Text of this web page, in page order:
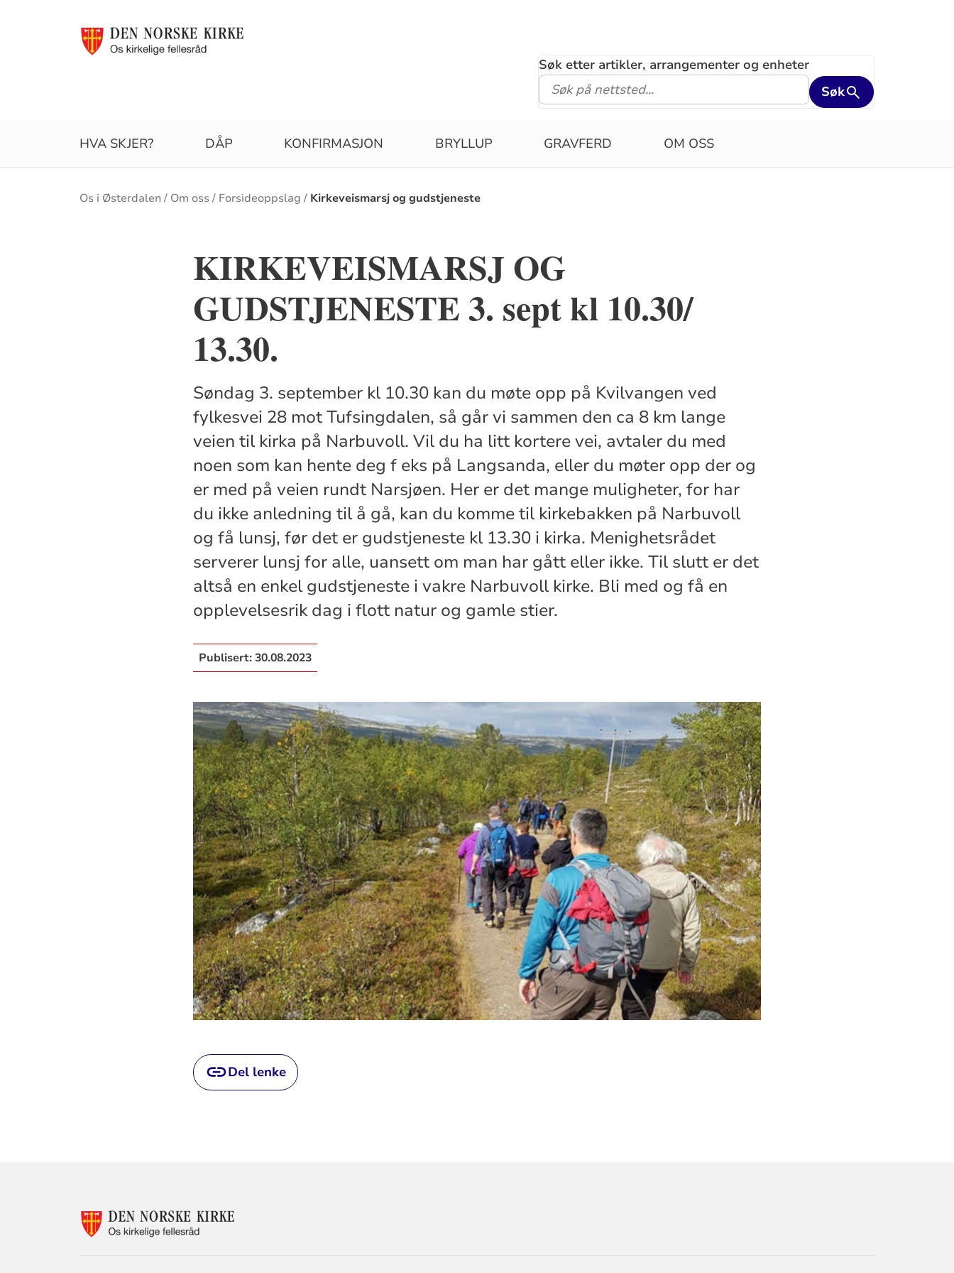
Søk etter artikler, arrangementer og enheter
Søk
HVA SKJER? DÅP KONFIRMASJON BRYLLUP GRAVFERD OM OSS
Brødsmulesti
Os i Østerdalen Om oss Forsideoppslag Kirkeveismarsj og gudstjeneste
KIRKEVEISMARSJ OG
GUDSTJENESTE 3. sept kl 10.30/
13.30.
Søndag 3. september kl 10.30 kan du møte opp på Kvilvangen ved
fylkesvei 28 mot Tufsingdalen, så går vi sammen den ca 8 km lange
veien til kirka på Narbuvoll. Vil du ha litt kortere vei, avtaler du med
noen som kan hente deg f eks på Langsanda, eller du møter opp der og
er med på veien rundt Narsjøen. Her er det mange muligheter, for har
du ikke anledning til å gå, kan du komme til kirkebakken på Narbuvoll
og få lunsj, før det er gudstjeneste kl 13.30 i kirka. Menighetsrådet
serverer lunsj for alle, uansett om man har gått eller ikke. Til slutt er det
altså en enkel gudstjeneste i vakre Narbuvoll kirke. Bli med og få en
opplevelsesrik dag i flott natur og gamle stier.
Publisert:30.08.2023
Del lenke